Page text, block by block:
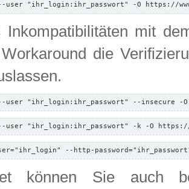
"ihr_login:ihr_passwort" -O https://
Inkompatibilitäten mit
die
"ihr_login:ihr_passwort" --insecure -
"ihr_login:ihr_passwort" -k -O https://
--http-
können Sie auch